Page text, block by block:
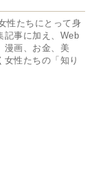
性たちにとって身
記事に加え、Web
漫画、お金、美
性たちの「知り